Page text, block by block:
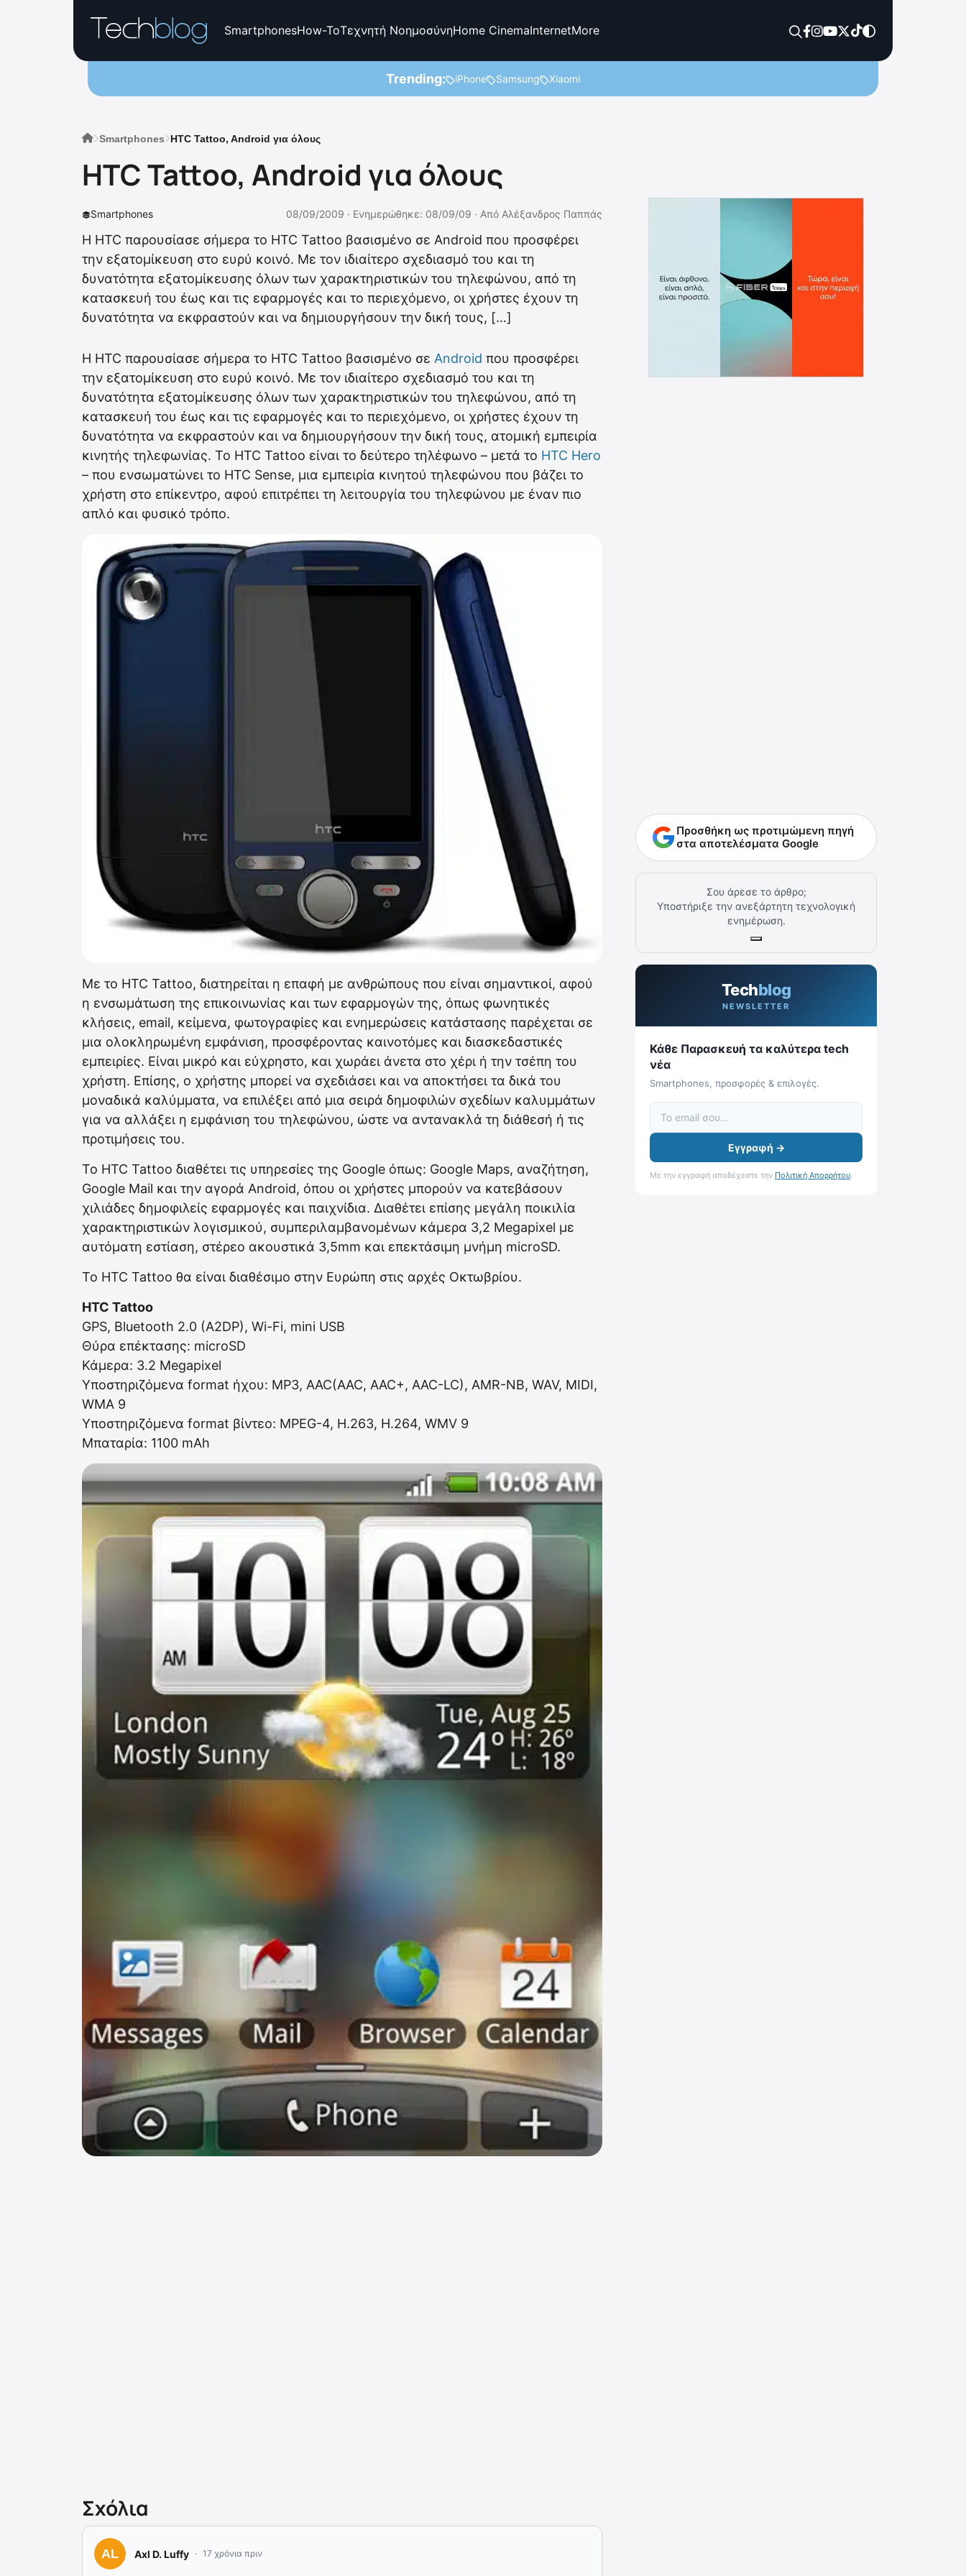
SmartphonesHow-ToΤεχνητή ΝοημοσύνηHome CinemaInternetMore
Trending: iPhone Samsung Xiaomi
Smartphones HTC Tattoo, Android για όλους
HTC Tattoo, Android για όλους
Smartphones 08/09/2009 · Ενημερώθηκε: 08/09/09 · Από Αλέξανδρος Παππάς
Η HTC παρουσίασε σήμερα το HTC Tattoo βασισμένο σε Android που προσφέρει
την εξατομίκευση στο ευρύ κοινό. Με τον ιδιαίτερο σχεδιασμό του και τη
δυνατότητα εξατομίκευσης όλων των χαρακτηριστικών του τηλεφώνου, από τη
κατασκευή του έως και τις εφαρμογές και το περιεχόμενο, οι χρήστες έχουν τη
δυνατότητα να εκφραστούν και να δημιουργήσουν την δική τους, […]
Η HTC παρουσίασε σήμερα το HTC Tattoo βασισμένο σε Android που προσφέρει
την εξατομίκευση στο ευρύ κοινό. Με τον ιδιαίτερο σχεδιασμό του και τη
δυνατότητα εξατομίκευσης όλων των χαρακτηριστικών του τηλεφώνου, από τη
κατασκευή του έως και τις εφαρμογές και το περιεχόμενο, οι χρήστες έχουν τη
δυνατότητα να εκφραστούν και να δημιουργήσουν την δική τους, ατομική εμπειρία
κινητής τηλεφωνίας. Το HTC Tattoo είναι το δεύτερο τηλέφωνο – μετά το HTC Hero
– που ενσωματώνει το HTC Sense, μια εμπειρία κινητού τηλεφώνου που βάζει το
χρήστη στο επίκεντρο, αφού επιτρέπει τη λειτουργία του τηλεφώνου με έναν πιο
απλό και φυσικό τρόπο.
Με το HTC Tattoo, διατηρείται η επαφή με ανθρώπους που είναι σημαντικοί, αφού
η ενσωμάτωση της επικοινωνίας και των εφαρμογών της, όπως φωνητικές
κλήσεις, email, κείμενα, φωτογραφίες και ενημερώσεις κατάστασης παρέχεται σε
μια ολοκληρωμένη εμφάνιση, προσφέροντας καινοτόμες και διασκεδαστικές
εμπειρίες. Είναι μικρό και εύχρηστο, και χωράει άνετα στο χέρι ή την τσέπη του
χρήστη. Επίσης, ο χρήστης μπορεί να σχεδιάσει και να αποκτήσει τα δικά του
μοναδικά καλύμματα, να επιλέξει από μια σειρά δημοφιλών σχεδίων καλυμμάτων
για να αλλάξει η εμφάνιση του τηλεφώνου, ώστε να αντανακλά τη διάθεσή ή τις
προτιμήσεις του.
Το HTC Tattoo διαθέτει τις υπηρεσίες της Google όπως: Google Maps, αναζήτηση,
Google Mail και την αγορά Android, όπου οι χρήστες μπορούν να κατεβάσουν
χιλιάδες δημοφιλείς εφαρμογές και παιχνίδια. Διαθέτει επίσης μεγάλη ποικιλία
χαρακτηριστικών λογισμικού, συμπεριλαμβανομένων κάμερα 3,2 Megapixel με
αυτόματη εστίαση, στέρεο ακουστικά 3,5mm και επεκτάσιμη μνήμη microSD.
Το HTC Tattoo θα είναι διαθέσιμο στην Ευρώπη στις αρχές Οκτωβρίου.
HTC Tattoo
GPS, Bluetooth 2.0 (A2DP), Wi-Fi, mini USB
Θύρα επέκτασης: microSD
Κάμερα: 3.2 Μegapixel
Υποστηριζόμενα format ήχου: MP3, AAC(AAC, AAC+, AAC-LC), AMR-NB, WAV, MIDI,
WMA 9
Υποστηριζόμενα format βίντεο: MPEG-4, H.263, H.264, WMV 9
Μπαταρία: 1100 mAh
Σχόλια
Axl D. Luffy 17 χρόνια πριν
Προσθήκη ως προτιμώμενη πηγή
στα αποτελέσματα Google
Σου άρεσε το άρθρο;
Υποστήριξε την ανεξάρτητη τεχνολογική
ενημέρωση.
Techblog
NEWSLETTER
Κάθε Παρασκευή τα καλύτερα tech
νέα
Smartphones, προσφορές & επιλογές.
Εγγραφή →
Με την εγγραφή αποδέχεστε την Πολιτική Απορρήτου.